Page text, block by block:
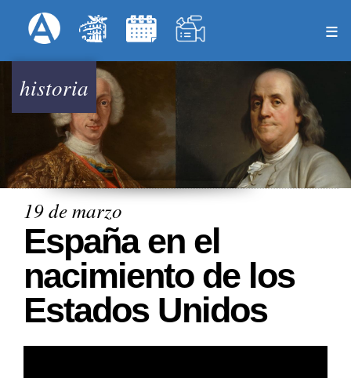
al
Menú Superior
historia
19 de marzo
España en el
nacimiento de los
Estados Unidos